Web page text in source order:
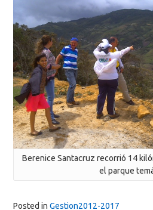
Berenice Santacruz recorrió 14
el parque
Posted in Gestion2012-2017